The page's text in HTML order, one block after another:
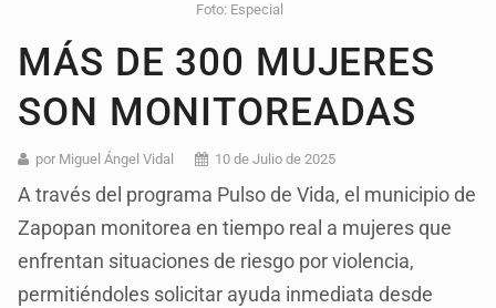
Foto: Especial
MÁS DE 300 MUJERES
SON MONITOREADAS
por Miguel Ángel Vidal 10 de Julio de 2025
A través del programa Pulso de Vida, el municipio de
Zapopan monitorea en tiempo real a mujeres que
enfrentan situaciones de riesgo por violencia,
permitiéndoles solicitar ayuda inmediata desde